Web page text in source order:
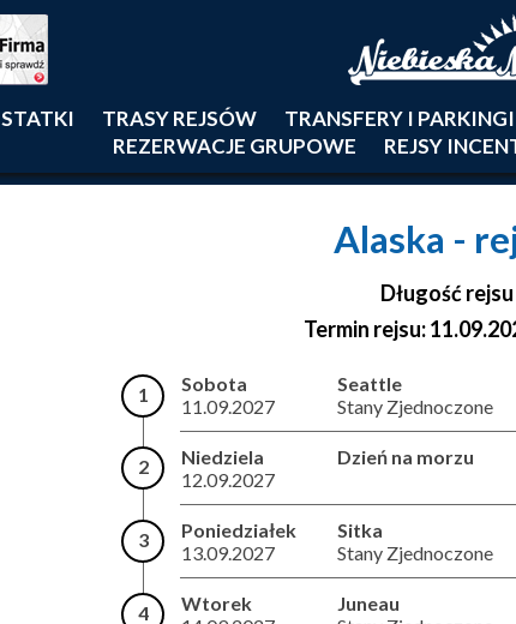
STATKI TRASY REJSÓW TRANSFERY I PARKINGI
REZERWACJE GRUPOWE
REJSY
Alaska -
Długość
Termin rejsu:
1
Sobota
11.09.2027
Seattle
Stany Zjednoczone
2
Niedziela
12.09.2027
Dzień na morzu
3
Poniedziałek
13.09.2027
Sitka
Stany Zjednoczone
4
Wtorek
Juneau